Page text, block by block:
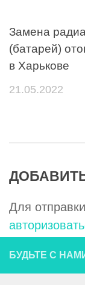
Замена
(батарей)
в Харькове
21.05.2022
Для
БУДЬТЕ С